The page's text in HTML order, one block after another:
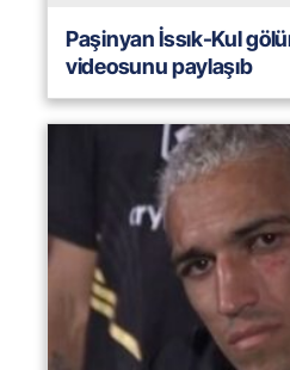
Paşinyan İssık-Kul
videosunu paylaşıb